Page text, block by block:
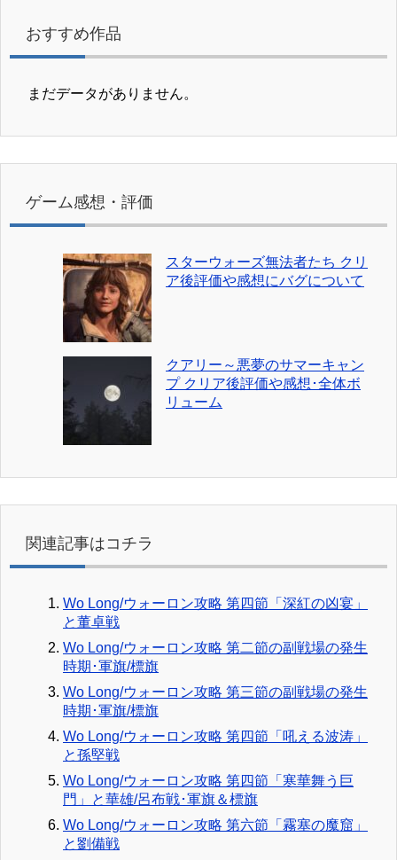
おすすめ作品
まだデータがありません。
ゲーム感想・評価
スターウォーズ無法者たち クリ
ア後評価や感想にバグについて
クアリー～悪夢のサマーキャン
プ クリア後評価や感想･全体ボ
リューム
関連記事はコチラ
Wo Long/ウォーロン攻略 第四節「深紅の凶宴」
と董卓戦
Wo Long/ウォーロン攻略 第二節の副戦場の発生
時期･軍旗/標旗
Wo Long/ウォーロン攻略 第三節の副戦場の発生
時期･軍旗/標旗
Wo Long/ウォーロン攻略 第四節「吼える波涛」
と孫堅戦
Wo Long/ウォーロン攻略 第四節「寒華舞う巨
門」と華雄/呂布戦･軍旗＆標旗
Wo Long/ウォーロン攻略 第六節「霧塞の魔窟」
と劉備戦